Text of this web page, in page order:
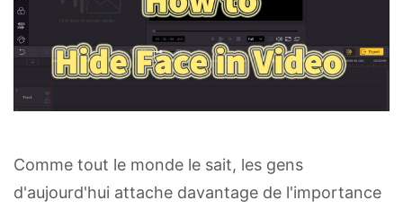
Comme tout le monde le sait, les gens
d'aujourd'hui attache davantage de l'importance